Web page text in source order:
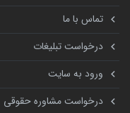
تماس با ما
درخواست تبلیغات
ورود به سایت
درخواست مشاوره حقوقی